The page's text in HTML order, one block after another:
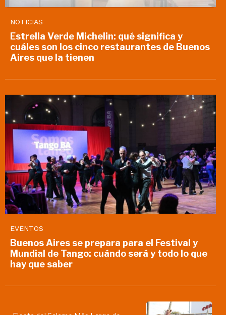
NOTICIAS
Estrella Verde Michelin: qué significa y
cuáles son los cinco restaurantes de Buenos
Aires que la tienen
EVENTOS
Buenos Aires se prepara para el Festival y
Mundial de Tango: cuándo será y todo lo que
hay que saber